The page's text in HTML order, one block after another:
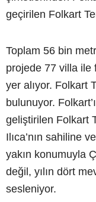
geçirilen Folkart
Toplam 56 bin
projede 77 villa ile
yer alıyor. Folkart
bulunuyor.
geliştirilen Folkart
Ilıca’nın sahiline
yakın konumuyla
değil, yılın dört
sesleniyor.